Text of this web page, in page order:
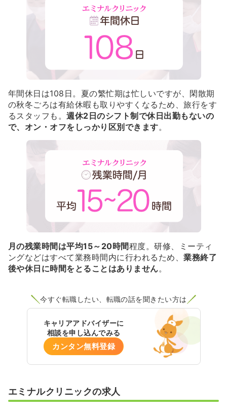
年間休日は108日。夏の繁忙期は忙しいですが、閑散期
の秋冬ごろは有給休暇も取りやすくなるため、旅行をす
るスタッフも。週休2日のシフト制で休日出勤もないの
で、オン・オフをしっかり区別できます。
月の残業時間は平均15～20時間程度。研修、ミーティ
ングなどはすべて業務時間内に行われるため、業務終了
後や休日に時間をとることはありません。
今すぐ転職したい、転職の話を聞きたい方は
キャリアアドバイザーに
相談を申し込んでみる
カンタン無料登録
エミナルクリニックの求人